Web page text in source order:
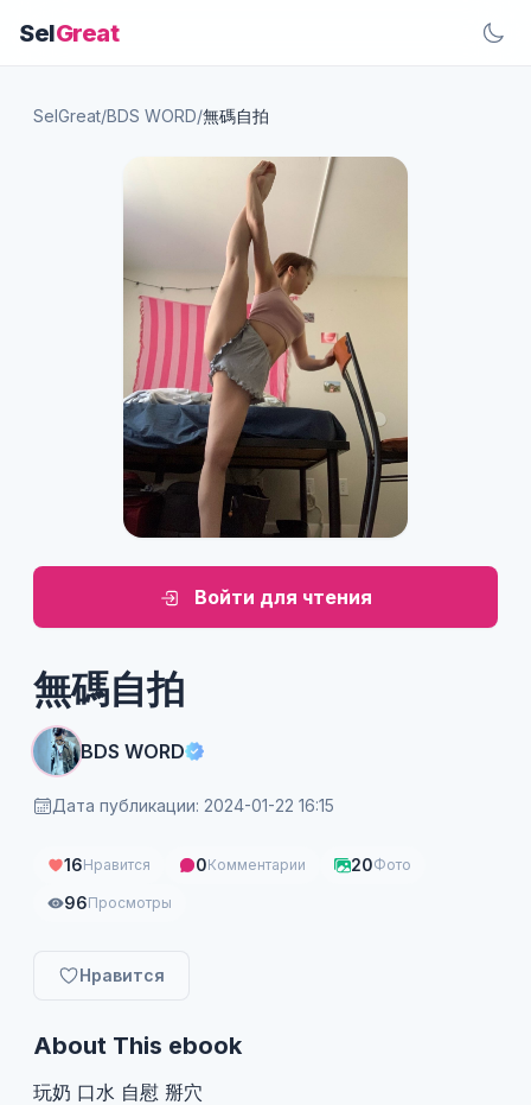
SelGreat
SelGreat/BDS WORD/無碼自拍
Войти для чтения
無碼自拍
BDS WORD
Дата публикации: 2024-01-22 16:15
16Нравится 0Комментарии 20Фото
96Просмотры
Нравится
About This ebook
玩奶 口水 自慰 掰穴